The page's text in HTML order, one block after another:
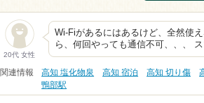
20代 女性
Wi-Fiがあるにはあるけど、全然使
ら、何回やっても通信不可、、、
関連情報 高知 塩化物泉 高知 宿泊 高知 切り傷
鴨部駅